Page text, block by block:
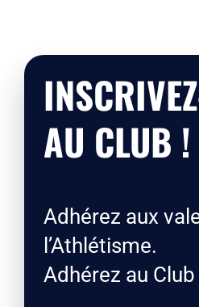
AU CLUB !
Adhérez aux
l’Athlétisme.
Adhérez au